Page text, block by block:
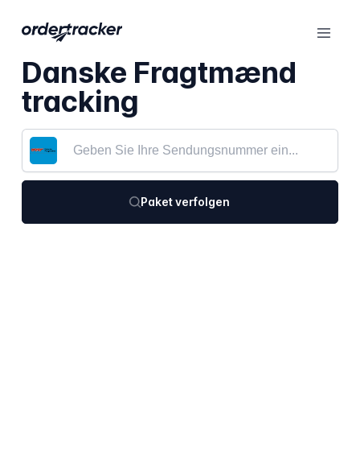
Danske Fragtmænd
tracking
Paket verfolgen